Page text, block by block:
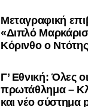
Μεταγραφική
«Διπλό
Κόρινθο ο Ντότης
Γ’ Εθνική: Όλες
πρωτάθλημα –
και νέο σύστημα